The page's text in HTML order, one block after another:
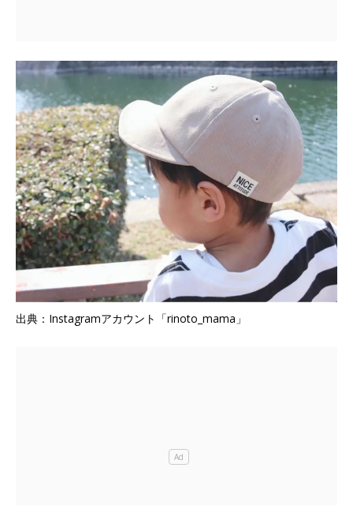
出典：Instagramアカウント「rinoto_mama」